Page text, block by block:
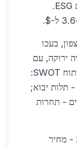
מעבר לפלדה ממוחזרת 30%, תואם ESG.
8.5% בשוק צפון, בעכו
בבנייה ירוקה, עם
תמריצים ממשלתיים 500 ₪/טון. ניתוח SWOT:
תלות יבוא;
- תחרות
נתונים מפורטים: חודש ינואר 2026 - מחיר